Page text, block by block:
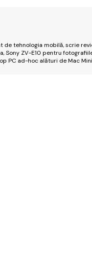
de tehnologia mobilă, scrie
Sony ZV-E10 pentru
PC ad-hoc alături de Mac